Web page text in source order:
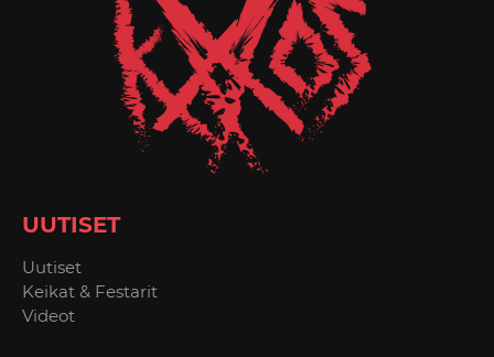
UUTISET
Uutiset
Keikat & Festarit
Videot